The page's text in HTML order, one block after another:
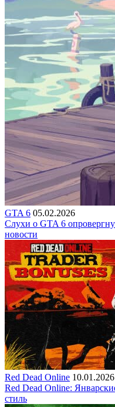
GTA 6 05.02.2026
Слухи о GTA 6
новости
Red Dead Online 10.01.2026
Red Dead Online:
стиль